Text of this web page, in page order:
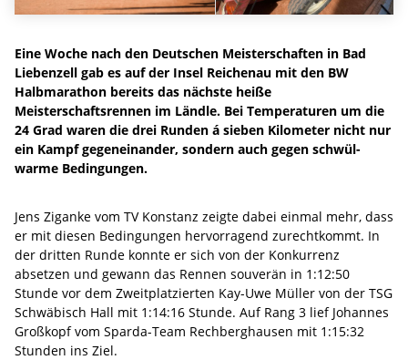
Eine Woche nach den Deutschen Meisterschaften in Bad
Liebenzell gab es auf der Insel Reichenau mit den BW
Halbmarathon bereits das nächste heiße
Meisterschaftsrennen im Ländle. Bei Temperaturen um die
24 Grad waren die drei Runden á sieben Kilometer nicht nur
ein Kampf gegeneinander, sondern auch gegen schwül-
warme Bedingungen.
Jens Ziganke vom TV Konstanz zeigte dabei einmal mehr, dass
er mit diesen Bedingungen hervorragend zurechtkommt. In
der dritten Runde konnte er sich von der Konkurrenz
absetzen und gewann das Rennen souverän in 1:12:50
Stunde vor dem Zweitplatzierten Kay-Uwe Müller von der TSG
Schwäbisch Hall mit 1:14:16 Stunde. Auf Rang 3 lief Johannes
Großkopf vom Sparda-Team Rechberghausen mit 1:15:32
Stunden ins Ziel.